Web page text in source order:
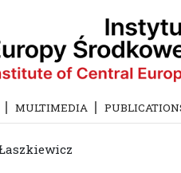
MULTIMEDIA